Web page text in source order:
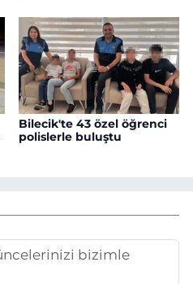
Bilecik'te 43 özel öğrenci
polislerle buluştu